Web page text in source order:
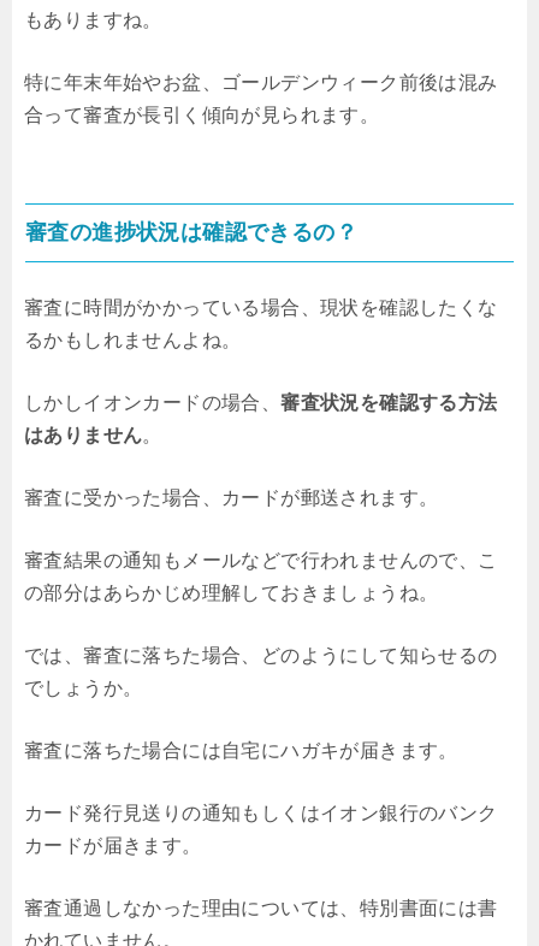
もありますね。
特に年末年始やお盆、ゴールデンウィーク前後は混み
合って審査が長引く傾向が見られます。
審査の進捗状況は確認できるの？
審査に時間がかかっている場合、現状を確認したくな
るかもしれませんよね。
しかしイオンカードの場合、審査状況を確認する方法
はありません。
審査に受かった場合、カードが郵送されます。
審査結果の通知もメールなどで行われませんので、こ
の部分はあらかじめ理解しておきましょうね。
では、審査に落ちた場合、どのようにして知らせるの
でしょうか。
審査に落ちた場合には自宅にハガキが届きます。
カード発行見送りの通知もしくはイオン銀行のバンク
カードが届きます。
審査通過しなかった理由については、特別書面には書
かれていません。